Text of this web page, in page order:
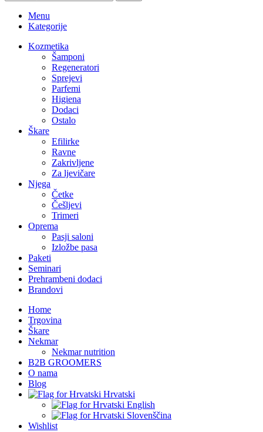
Menu
Kategorije
Kozmetika
Šamponi
Regeneratori
Sprejevi
Parfemi
Higiena
Dodaci
Ostalo
Škare
Efilirke
Ravne
Zakrivljene
Za ljevičare
Njega
Četke
Češljevi
Trimeri
Oprema
Pasji saloni
Izložbe pasa
Paketi
Seminari
Prehrambeni dodaci
Brandovi
Home
Trgovina
Škare
Nekmar
Nekmar nutrition
B2B GROOMERS
O nama
Blog
Hrvatski
English
Slovenščina
Wishlist